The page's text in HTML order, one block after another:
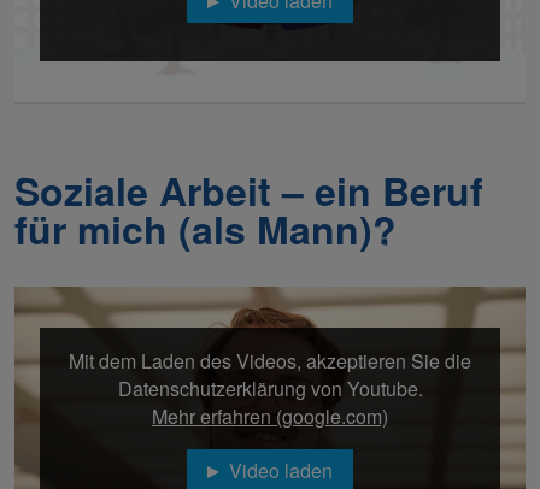
Soziale Arbeit – ein Beruf
für mich (als Mann)?
Mit dem Laden des Videos, akzeptieren Sie die
Datenschutzerklärung von Youtube.
Mehr erfahren (google.com)
Video laden